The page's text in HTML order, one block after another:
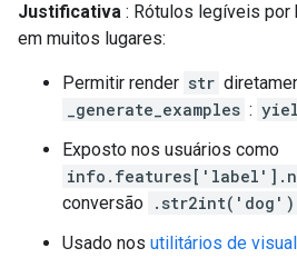
Justificativa : Rótulos legíveis por
em muitos lugares:
Permitir render str
_generate_examples :
Exposto nos usuários como
conversão .str2int('dog')
Usado nos utilitários de